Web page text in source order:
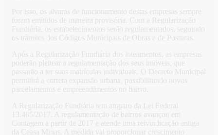
Por isso, os alvarás de funcionamento destas empresas sempre
foram emitidos de maneira provisória. Com a Regularização
Fundiária, os estabelecimentos serão regulamentados, seguindo
os trâmites dos Códigos Municipais de Obras e de Posturas.
Após a Regularização Fundiária dos loteamentos, as empresas
poderão pleitear a regulamentação dos seus imóveis, que
passarão a ter suas matrículas individuais. O Decreto Municipal
permitirá a correta expansão urbana, possibilitando novos
parcelamentos e empreendimentos no bairro.
A Regularização Fundiária tem amparo da Lei Federal
13.465/2017. A regulamentação de bairros avançou em
Contagem a partir de 2017 e atende uma reivindicação antiga
da Ceasa Minas. A medida vai proporcionar crescimento